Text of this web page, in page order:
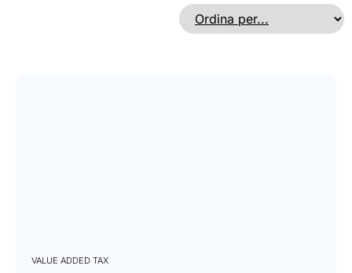
VALUE ADDED TAX